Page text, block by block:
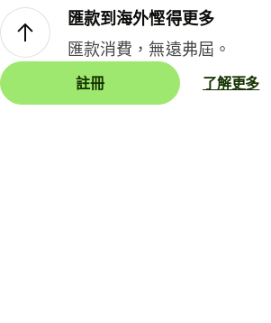
匯款到海外慳得更多
匯款消費，無遠弗屆。
註冊 了解更多